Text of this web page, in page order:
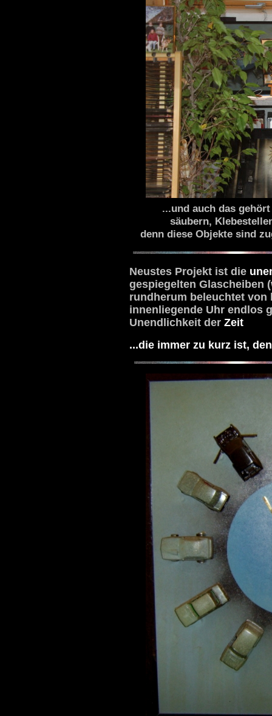
...und auch das
säubern,
denn diese Objekte sind
Neustes Projekt ist die
gespiegelten Glascheiben
rundherum beleuchtet
innenliegende Uhr endlos
Unendlichkeit der Zeit
...die immer zu kurz ist,